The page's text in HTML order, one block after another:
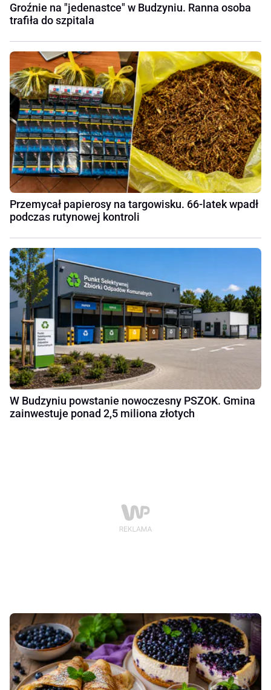
Groźnie na "jedenastce" w Budzyniu. Ranna osoba
trafiła do szpitala
Przemycał papierosy na targowisku. 66-latek wpadł
podczas rutynowej kontroli
W Budzyniu powstanie nowoczesny PSZOK. Gmina
zainwestuje ponad 2,5 miliona złotych